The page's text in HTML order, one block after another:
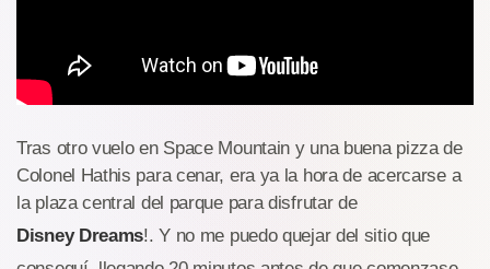
Tras otro vuelo en Space Mountain y una buena pizza de
Colonel Hathis para cenar, era ya la hora de acercarse a
la plaza central del parque para disfrutar de
Disney Dreams!. Y no me puedo quejar del sitio que